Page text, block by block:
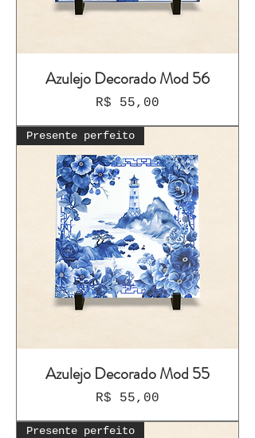
Azulejo Decorado Mod 56
Preço
R$ 55,00
Presente perfeito
Azulejo Decorado Mod 55
Preço
R$ 55,00
Presente perfeito